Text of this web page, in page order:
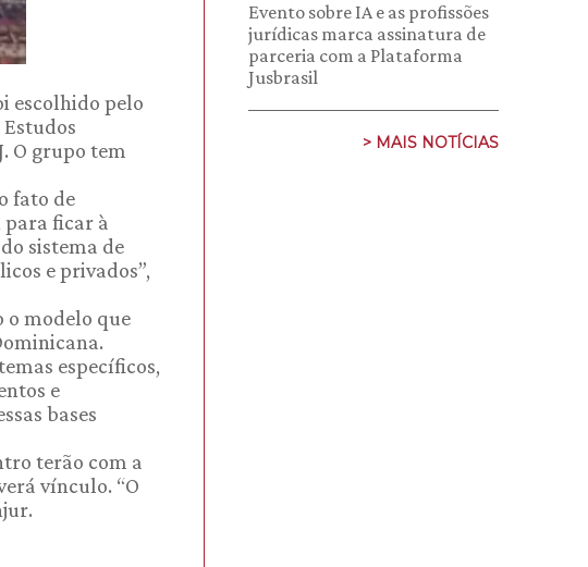
escolhido pelo
O grupo tem
fato de
para ficar à
sistema de
e privados”,
o modelo que
específicos,
e
bases
terão com a
vínculo. “O
Evento sobre IA e as profissões
jurídicas marca assinatura de
parceria com a Plataforma
Jusbrasil
> MAIS NOTÍCIAS